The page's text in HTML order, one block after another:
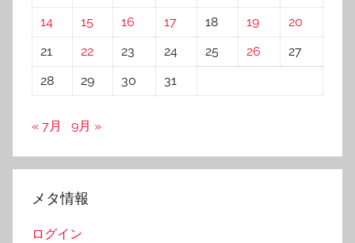
14
15 16 17 18 19
20
21
22 23 24 25 26
27
28
29 30 31
« 7月 9月 »
メタ情報
ログイン